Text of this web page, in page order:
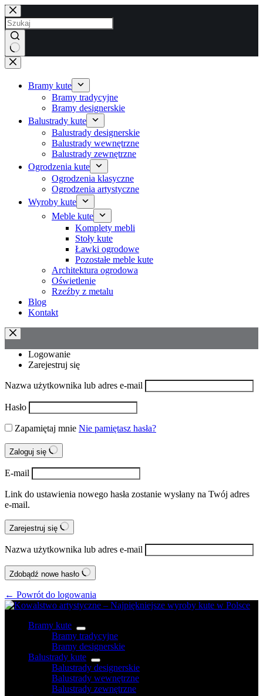
Przejdź
do
treści
Brak
wyników
Bramy kute
Bramy tradycyjne
Bramy designerskie
Balustrady kute
Balustrady designerskie
Balustrady wewnętrzne
Balustrady zewnętrzne
Ogrodzenia kute
Ogrodzenia klasyczne
Ogrodzenia artystyczne
Wyroby kute
Meble kute
Komplety mebli
Stoły kute
Ławki ogrodowe
Pozostałe meble kute
Architektura ogrodowa
Oświetlenie
Rzeźby z metalu
Blog
Kontakt
Logowanie
Zarejestruj się
Nazwa użytkownika lub adres e-mail
Hasło
Zapamiętaj mnie Nie pamiętasz hasła?
Zaloguj się
E-mail
Link do ustawienia nowego hasła zostanie wysłany na Twój adres
e-mail.
Zarejestruj się
Nazwa użytkownika lub adres e-mail
Zdobądź nowe hasło
← Powrót do logowania
Bramy kute
Bramy tradycyjne
Bramy designerskie
Balustrady kute
Balustrady designerskie
Balustrady wewnętrzne
Balustrady zewnętrzne